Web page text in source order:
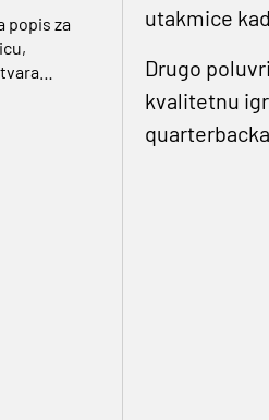
popis za
utakmice
Drugo
kvalitetnu